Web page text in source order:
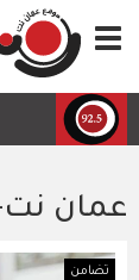
إلى
المحتوى
الرئيسي
Toggle
navigation
عمان
تضامن